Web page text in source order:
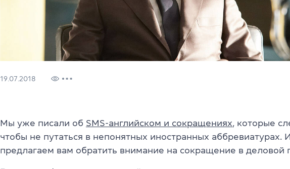
19.07.2018
Мы уже писали об SMS-английском и сокращениях, которые
чтобы не путаться в непонятных иностранных аббревиатурах.
предлагаем вам обратить внимание на сокращение в деловой